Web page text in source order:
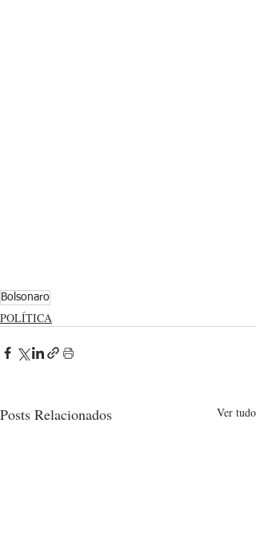
Bolsonaro
POLÍTICA
Posts Relacionados Ver tudo